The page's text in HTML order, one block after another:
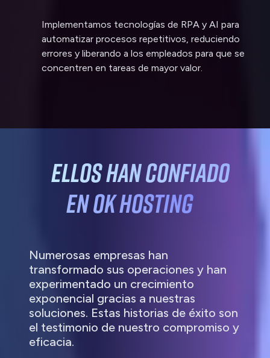
Implementamos tecnologías de RPA y AI para
automatizar procesos repetitivos, reduciendo
errores y liberando a los empleados para que se
concentren en tareas de mayor valor.
Ellos hanconfiado
en OK HOSTING
Numerosas empresas han
transformado sus operaciones y han
experimentado un crecimiento
exponencial gracias a nuestras
soluciones. Estas historias de éxito son
el testimonio de nuestro compromiso y
eficacia.